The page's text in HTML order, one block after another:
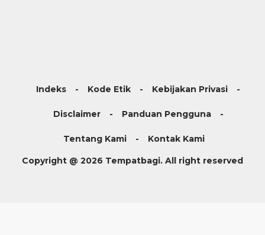
Indeks Kode Etik Kebijakan Privasi
Disclaimer Panduan Pengguna
Tentang Kami Kontak Kami
Copyright @ 2026 Tempatbagi. All right reserved